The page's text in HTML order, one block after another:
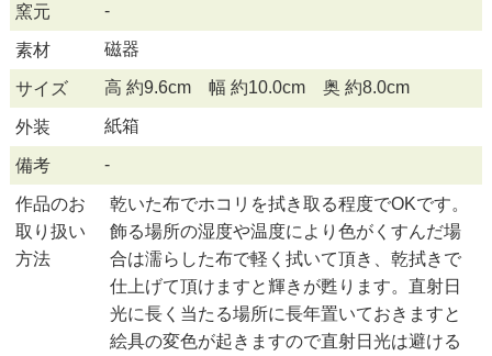
窯元 -
素材 磁器
サイズ 高 約9.6cm 幅 約10.0cm 奥 約8.0cm
外装 紙箱
備考 -
作品のお
取り扱い
方法
乾いた布でホコリを拭き取る程度でOKです。
飾る場所の湿度や温度により色がくすんだ場
合は濡らした布で軽く拭いて頂き、乾拭きで
仕上げて頂けますと輝きが甦ります。直射日
光に長く当たる場所に長年置いておきますと
絵具の変色が起きますので直射日光は避ける